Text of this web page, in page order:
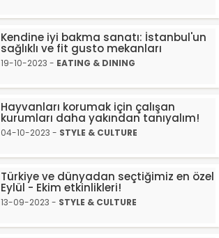
Kendine iyi bakma sanatı: İstanbul'un
sağlıklı ve fit gusto mekanları
19-10-2023 - EATING & DINING
Hayvanları korumak için çalışan
kurumları daha yakından tanıyalım!
04-10-2023 - STYLE & CULTURE
Türkiye ve dünyadan seçtiğimiz en özel
Eylül - Ekim etkinlikleri!
13-09-2023 - STYLE & CULTURE